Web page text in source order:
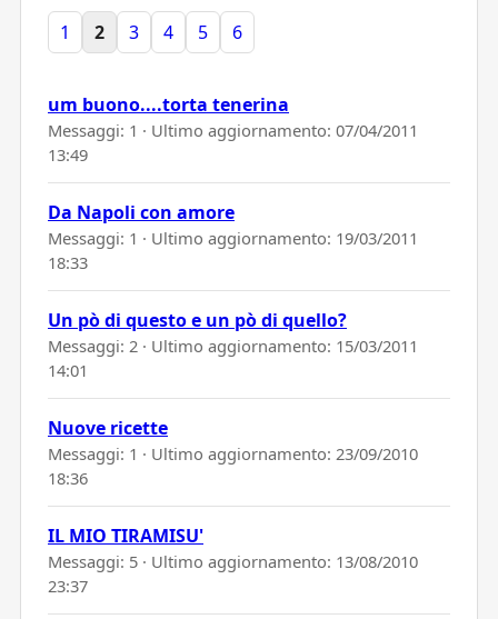
1 2 3 4 5 6
um buono....torta tenerina
Messaggi: 1 · Ultimo aggiornamento: 07/04/2011
13:49
Da Napoli con amore
Messaggi: 1 · Ultimo aggiornamento: 19/03/2011
18:33
Un pò di questo e un pò di quello?
Messaggi: 2 · Ultimo aggiornamento: 15/03/2011
14:01
Nuove ricette
Messaggi: 1 · Ultimo aggiornamento: 23/09/2010
18:36
IL MIO TIRAMISU'
Messaggi: 5 · Ultimo aggiornamento: 13/08/2010
23:37